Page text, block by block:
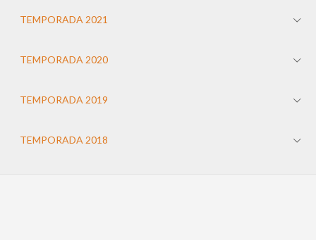
TEMPORADA 2021
TEMPORADA 2020
TEMPORADA 2019
TEMPORADA 2018